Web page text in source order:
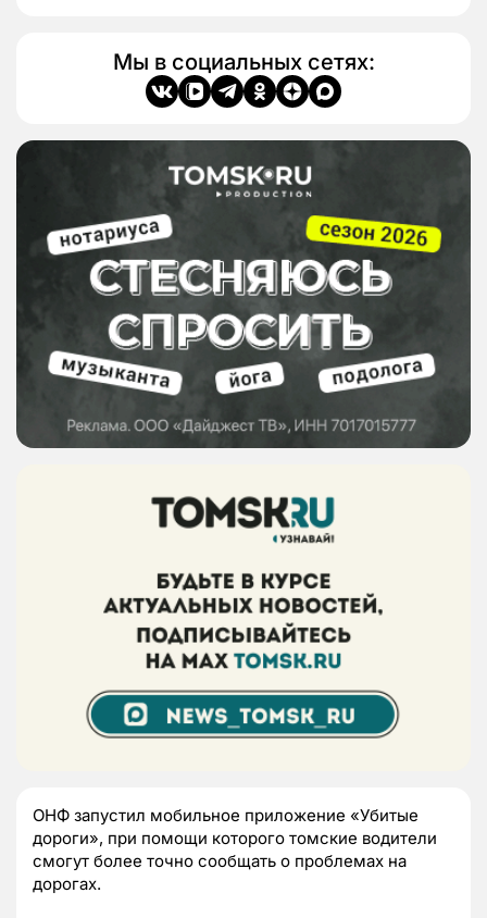
Мы в социальных сетях:
ОНФ запустил мобильное приложение «Убитые
дороги», при помощи которого томские водители
смогут более точно сообщать о проблемах на
дорогах.